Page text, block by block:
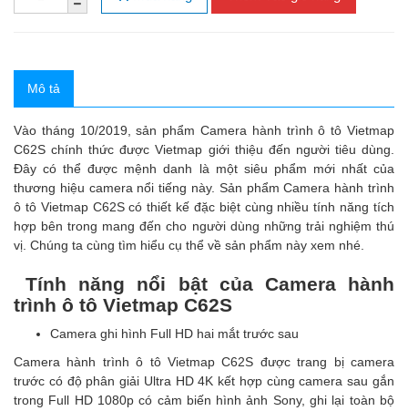
Mô tả
Vào tháng 10/2019, sản phẩm Camera hành trình ô tô Vietmap
C62S chính thức được Vietmap giới thiệu đến người tiêu dùng.
Đây có thể được mệnh danh là một siêu phẩm mới nhất của
thương hiệu camera nổi tiếng này. Sản phẩm Camera hành trình
ô tô Vietmap C62S có thiết kế đặc biệt cùng nhiều tính năng tích
hợp bên trong mang đến cho người dùng những trải nghiệm thú
vị. Chúng ta cùng tìm hiểu cụ thể về sản phẩm này xem nhé.
Tính năng nổi bật của Camera hành
trình ô tô Vietmap C62S
Camera ghi hình Full HD hai mắt trước sau
Camera hành trình ô tô Vietmap C62S được trang bị camera
trước có độ phân giải Ultra HD 4K kết hợp cùng camera sau gắn
trong Full HD 1080p có cảm biến hình ảnh Sony, ghi lại toàn bộ